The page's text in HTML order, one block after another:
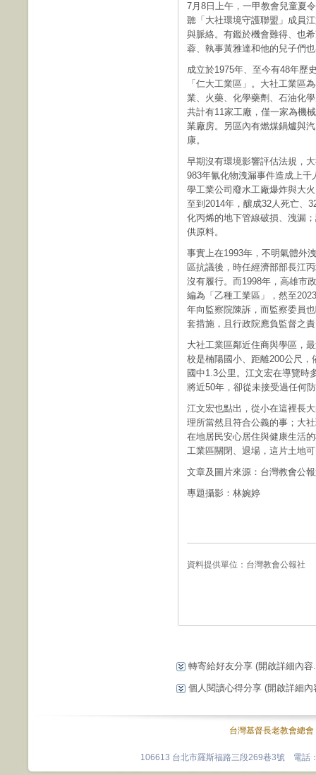
7月8日上午，一甲教會兒童夏
聽「大社環境守護聯盟」成員
與脈絡。有鑑於機會難得、也
蓉、執事黃雅達和他的兒子們
成立於1975年、至今有48年歷
「仁大工業區」。大社工業區
業、火藥、化學藥劑、石油化
共計有11家工廠，僅一家為機
業廠房。另區內有燃煤鍋爐與
康。
早期沒有環境影響評估法規，
983年氰化物洩漏事件造成上
學工業公司廢水工廠爆炸與大
至到2014年，釀成32人死亡、
化丙烯的地下管線破損、洩漏
供原料。
事實上在1993年，不明氣體外
區抗議後，時任經濟部部長江
沒有履行。而1998年，高雄市
編為「乙種工業區」，然至
年向監察院陳訴，而監察委員
套措施，且行政院應負監督之
大社工業區鄰近住商與學區，
校是楠陽國小、距離200公尺
國中1.3公里。江文宏在導覽時
將近50年，卻從未接受過任何
江文宏也點出，從小在這裡長
理所當然且符合公義的事；大
在地居民安心居住與健康生活
工業區關閉、退場，這片土地
文章及圖片來源：台灣教會公
專題攝影：林婉婷
資料提供單位： 台灣教會公報社
轉寄給好友分享 (開啟詳細內容
個人閱讀心得分享 (開啟詳細內
台灣基督長老教會總會
106613 台北市羅斯福路三段269巷3號 電